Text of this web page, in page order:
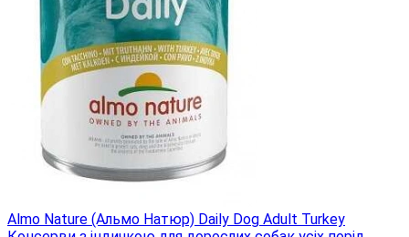
Almo Nature (Альмо Натюр) Daily Dog Adult Turkey